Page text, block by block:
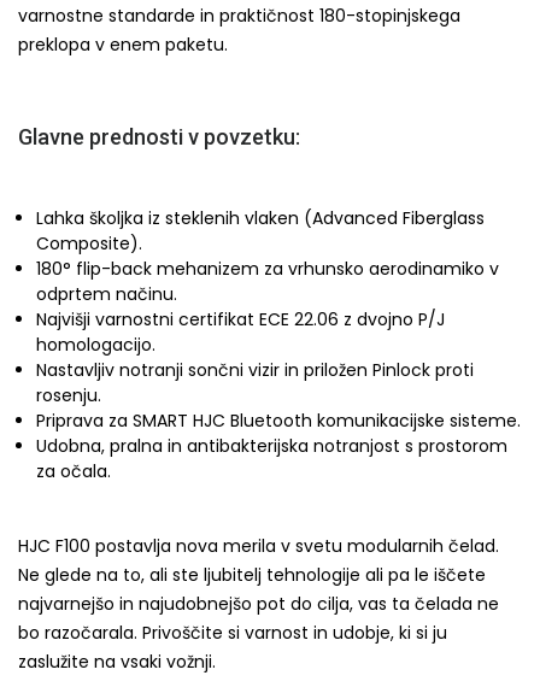
varnostne standarde in praktičnost 180-stopinjskega
preklopa v enem paketu.
Glavne prednosti v povzetku:
Lahka školjka iz steklenih vlaken (Advanced Fiberglass
Composite).
180° flip-back mehanizem za vrhunsko aerodinamiko v
odprtem načinu.
Najvišji varnostni certifikat ECE 22.06 z dvojno P/J
homologacijo.
Nastavljiv notranji sončni vizir in priložen Pinlock proti
rosenju.
Priprava za SMART HJC Bluetooth komunikacijske sisteme.
Udobna, pralna in antibakterijska notranjost s prostorom
za očala.
HJC F100 postavlja nova merila v svetu modularnih čelad.
Ne glede na to, ali ste ljubitelj tehnologije ali pa le iščete
najvarnejšo in najudobnejšo pot do cilja, vas ta čelada ne
bo razočarala. Privoščite si varnost in udobje, ki si ju
zaslužite na vsaki vožnji.